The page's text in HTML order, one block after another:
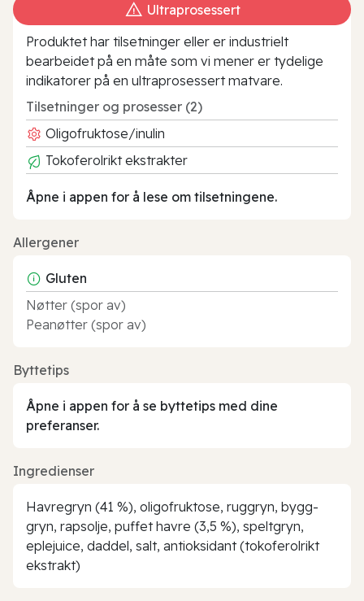
Ultraprosessert
Produktet har tilsetninger eller er industrielt
bearbeidet på en måte som vi mener er tydelige
indikatorer på en ultraprosessert matvare.
Tilsetninger og prosesser (2)
Oligofruktose/inulin
Tokoferolrikt ekstrakter
Åpne i appen for å lese om tilsetningene.
Allergener
Gluten
Nøtter (spor av)
Peanøtter (spor av)
Byttetips
Åpne i appen for å se byttetips med dine
preferanser.
Ingredienser
Havregryn (41 %), oligofruktose, ruggryn, bygg-
gryn, rapsolje, puffet havre (3,5 %), speltgryn,
eplejuice, daddel, salt, antioksidant (tokoferolrikt
ekstrakt)